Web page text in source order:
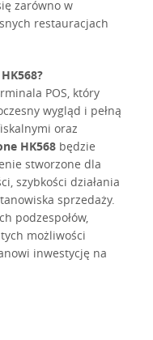
zarówno w
restauracjach
POS, który
wygląd i pełną
oraz
HK568 będzie
stworzone dla
szybkości działania
sprzedaży.
podzespołów,
możliwości
inwestycję na